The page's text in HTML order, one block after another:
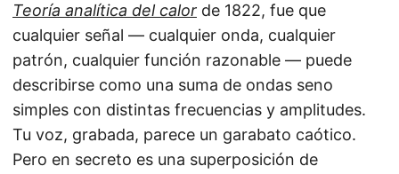
Teoría analítica del calor de 1822, fue que
cualquier señal — cualquier onda, cualquier
patrón, cualquier función razonable — puede
describirse como una suma de ondas seno
simples con distintas frecuencias y amplitudes.
Tu voz, grabada, parece un garabato caótico.
Pero en secreto es una superposición de